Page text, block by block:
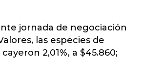
jornada de negociación
las especies de
2,01%, a $45.860;